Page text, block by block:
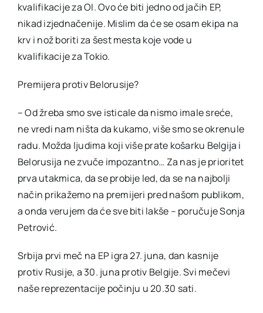
kvalifikacije za OI. Ovo će biti jedno od jačih EP,
nikad izjednačenije. Mislim da će se osam ekipa na
krv i nož boriti za šest mesta koje vode u
kvalifikacije za Tokio.
Premijera protiv Belorusije?
– Od žreba smo sve isticale da nismo imale sreće,
ne vredi nam ništa da kukamo, više smo se okrenule
radu. Možda ljudima koji više prate košarku Belgija i
Belorusija ne zvuče impozantno… Za nas je prioritet
prva utakmica, da se probije led, da se na najbolji
način prikažemo na premijeri pred našom publikom,
a onda verujem da će sve biti lakše – poručuje Sonja
Petrović.
Srbija prvi meč na EP igra 27. juna, dan kasnije
protiv Rusije, a 30. juna protiv Belgije. Svi mečevi
naše reprezentacije počinju u 20.30 sati.